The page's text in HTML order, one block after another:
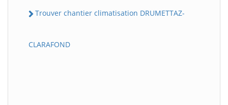
Trouver chantier climatisation DRUMETTAZ-
CLARAFOND